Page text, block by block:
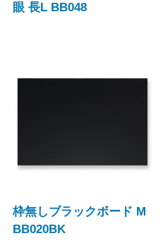
眼 長L BB048
枠無しブラックボード M
BB020BK